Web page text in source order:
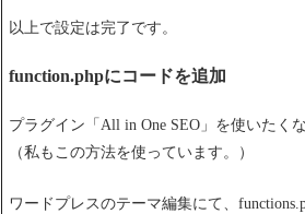
以上で設定は完了です。
function.phpにコードを追加
プラグイン「All in One SEO」を使いたく
（私もこの方法を使っています。）
ワードプレスのテーマ編集にて、